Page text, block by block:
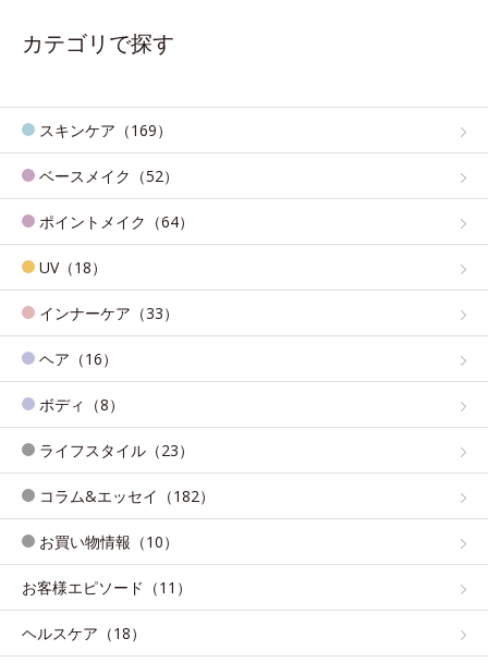
カテゴリで探す
スキンケア（169）
ベースメイク（52）
ポイントメイク（64）
UV（18）
インナーケア（33）
ヘア（16）
ボディ（8）
ライフスタイル（23）
コラム&エッセイ（182）
お買い物情報（10）
お客様エピソード（11）
ヘルスケア（18）